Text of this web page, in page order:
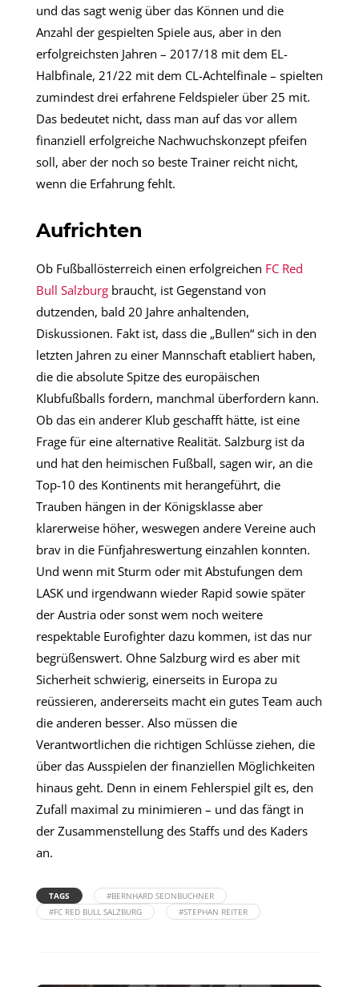
und das sagt wenig über das Können und die
Anzahl der gespielten Spiele aus, aber in den
erfolgreichsten Jahren – 2017/18 mit dem EL-
Halbfinale, 21/22 mit dem CL-Achtelfinale – spielten
zumindest drei erfahrene Feldspieler über 25 mit.
Das bedeutet nicht, dass man auf das vor allem
finanziell erfolgreiche Nachwuchskonzept pfeifen
soll, aber der noch so beste Trainer reicht nicht,
wenn die Erfahrung fehlt.
Aufrichten
Ob Fußballösterreich einen erfolgreichen FC Red
Bull Salzburg braucht, ist Gegenstand von
dutzenden, bald 20 Jahre anhaltenden,
Diskussionen. Fakt ist, dass die „Bullen“ sich in den
letzten Jahren zu einer Mannschaft etabliert haben,
die die absolute Spitze des europäischen
Klubfußballs fordern, manchmal überfordern kann.
Ob das ein anderer Klub geschafft hätte, ist eine
Frage für eine alternative Realität. Salzburg ist da
und hat den heimischen Fußball, sagen wir, an die
Top-10 des Kontinents mit herangeführt, die
Trauben hängen in der Königsklasse aber
klarerweise höher, weswegen andere Vereine auch
brav in die Fünfjahreswertung einzahlen konnten.
Und wenn mit Sturm oder mit Abstufungen dem
LASK und irgendwann wieder Rapid sowie später
der Austria oder sonst wem noch weitere
respektable Eurofighter dazu kommen, ist das nur
begrüßenswert. Ohne Salzburg wird es aber mit
Sicherheit schwierig, einerseits in Europa zu
reüssieren, andererseits macht ein gutes Team auch
die anderen besser. Also müssen die
Verantwortlichen die richtigen Schlüsse ziehen, die
über das Ausspielen der finanziellen Möglichkeiten
hinaus geht. Denn in einem Fehlerspiel gilt es, den
Zufall maximal zu minimieren – und das fängt in
der Zusammenstellung des Staffs und des Kaders
an.
TAGS
#BERNHARD SEONBUCHNER
#FC RED BULL SALZBURG
#STEPHAN REITER